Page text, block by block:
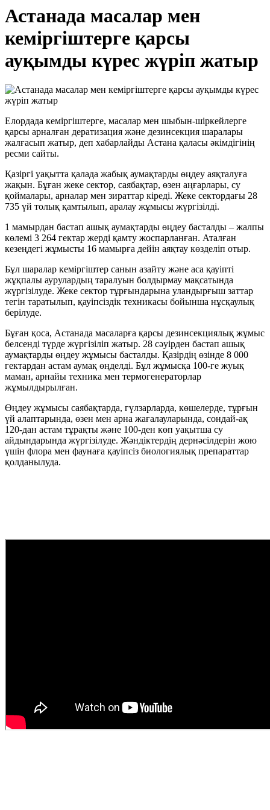
Астанада масалар мен
кеміргіштерге қарсы
ауқымды күрес жүріп жатыр
Елордада кеміргіштерге, масалар мен шыбын-шіркейлерге
қарсы арналған дератизация және дезинсекция шаралары
жалғасып жатыр, деп хабарлайды Астана қаласы әкімдігінің
ресми сайты.
Қазіргі уақытта қалада жабық аумақтарды өңдеу аяқталуға
жақын. Бұған жеке сектор, саябақтар, өзен аңғарлары, су
қоймалары, арналар мен зираттар кіреді. Жеке сектордағы 28
735 үй толық қамтылып, аралау жұмысы жүргізілді.
1 мамырдан бастап ашық аумақтарды өңдеу басталды – жалпы
көлемі 3 264 гектар жерді қамту жоспарланған. Аталған
кезеңдегі жұмысты 16 мамырға дейін аяқтау көзделіп отыр.
Бұл шаралар кеміргіштер санын азайту және аса қауіпті
жұқпалы аурулардың таралуын болдырмау мақсатында
жүргізілуде. Жеке сектор тұрғындарына уландырғыш заттар
тегін таратылып, қауіпсіздік техникасы бойынша нұсқаулық
берілуде.
Бұған қоса, Астанада масаларға қарсы дезинсекциялық жұмыс
белсенді түрде жүргізіліп жатыр. 28 сәуірден бастап ашық
аумақтарды өңдеу жұмысы басталды. Қазірдің өзінде 8 000
гектардан астам аумақ өңделді. Бұл жұмысқа 100-ге жуық
маман, арнайы техника мен термогенераторлар
жұмылдырылған.
Өңдеу жұмысы саябақтарда, гүлзарларда, көшелерде, тұрғын
үй алаптарында, өзен мен арна жағалауларында, сондай-ақ
120-дан астам тұрақты және 100-ден көп уақытша су
айдындарында жүргізілуде. Жәндіктердің дернәсілдерін жою
үшін флора мен фаунаға қауіпсіз биологиялық препараттар
қолданылуда.